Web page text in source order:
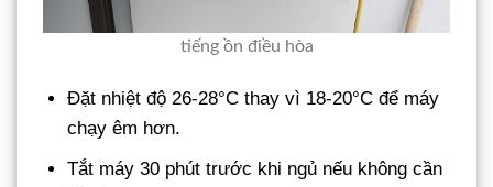
tiếng ồn điều hòa
Đặt nhiệt độ 26-28°C thay vì 18-20°C để máy
chạy êm hơn.
Tắt máy 30 phút trước khi ngủ nếu không cần